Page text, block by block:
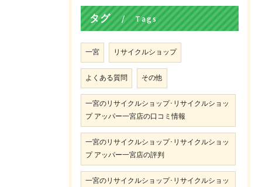
タグ Tags
一宮 リサイクルショップ
よくある質問 その他
一宮のリサイクルショップ･リサイクルショッ
プ アッパー一宮店の口コミ情報
一宮のリサイクルショップ･リサイクルショッ
プ アッパー一宮店の評判
一宮のリサイクルショップ･リサイクルショッ